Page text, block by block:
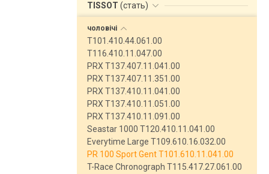
TISSOT (стать)
чоловічі
T101.410.44.061.00
T116.410.11.047.00
PRX T137.407.11.041.00
PRX T137.407.11.351.00
PRX T137.410.11.041.00
PRX T137.410.11.051.00
PRX T137.410.11.091.00
Seastar 1000 T120.410.11.041.00
Everytime Large T109.610.16.032.00
PR 100 Sport Gent T101.610.11.041.00
T-Race Chronograph T115.417.27.061.00